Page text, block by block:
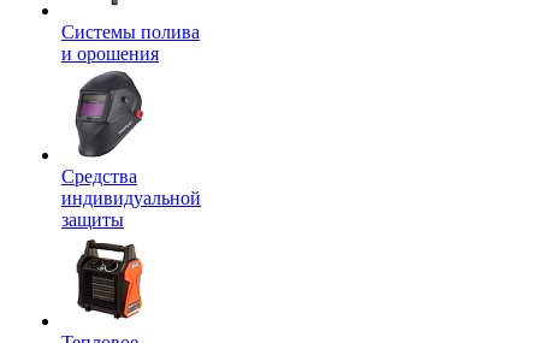
Системы полива
и орошения
Средства
индивидуальной
защиты